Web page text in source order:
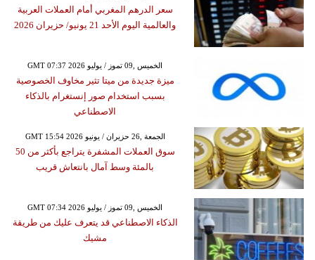
سعر الدرهم المغربي أمام العملات العربية
والعالمية اليوم الأحد 21 يونيو/ حزيران 2026
GMT 07:37 2026 الخميس ,09 تموز / يوليو
ميزة جديدة من ميتا تثير مخاوف الخصوصية
بسبب استخدام صور إنستغرام بالذكاء
الاصطناعي
GMT 15:54 2026 الجمعة ,26 حزيران / يونيو
سوق العملات المشفرة يتراجع بأكثر من 50
بالمئة وسط آمال بانتعاش قريب
GMT 07:34 2026 الخميس ,09 تموز / يوليو
الذكاء الاصطناعي قد يتعرف عليك من طريقة
مشيك